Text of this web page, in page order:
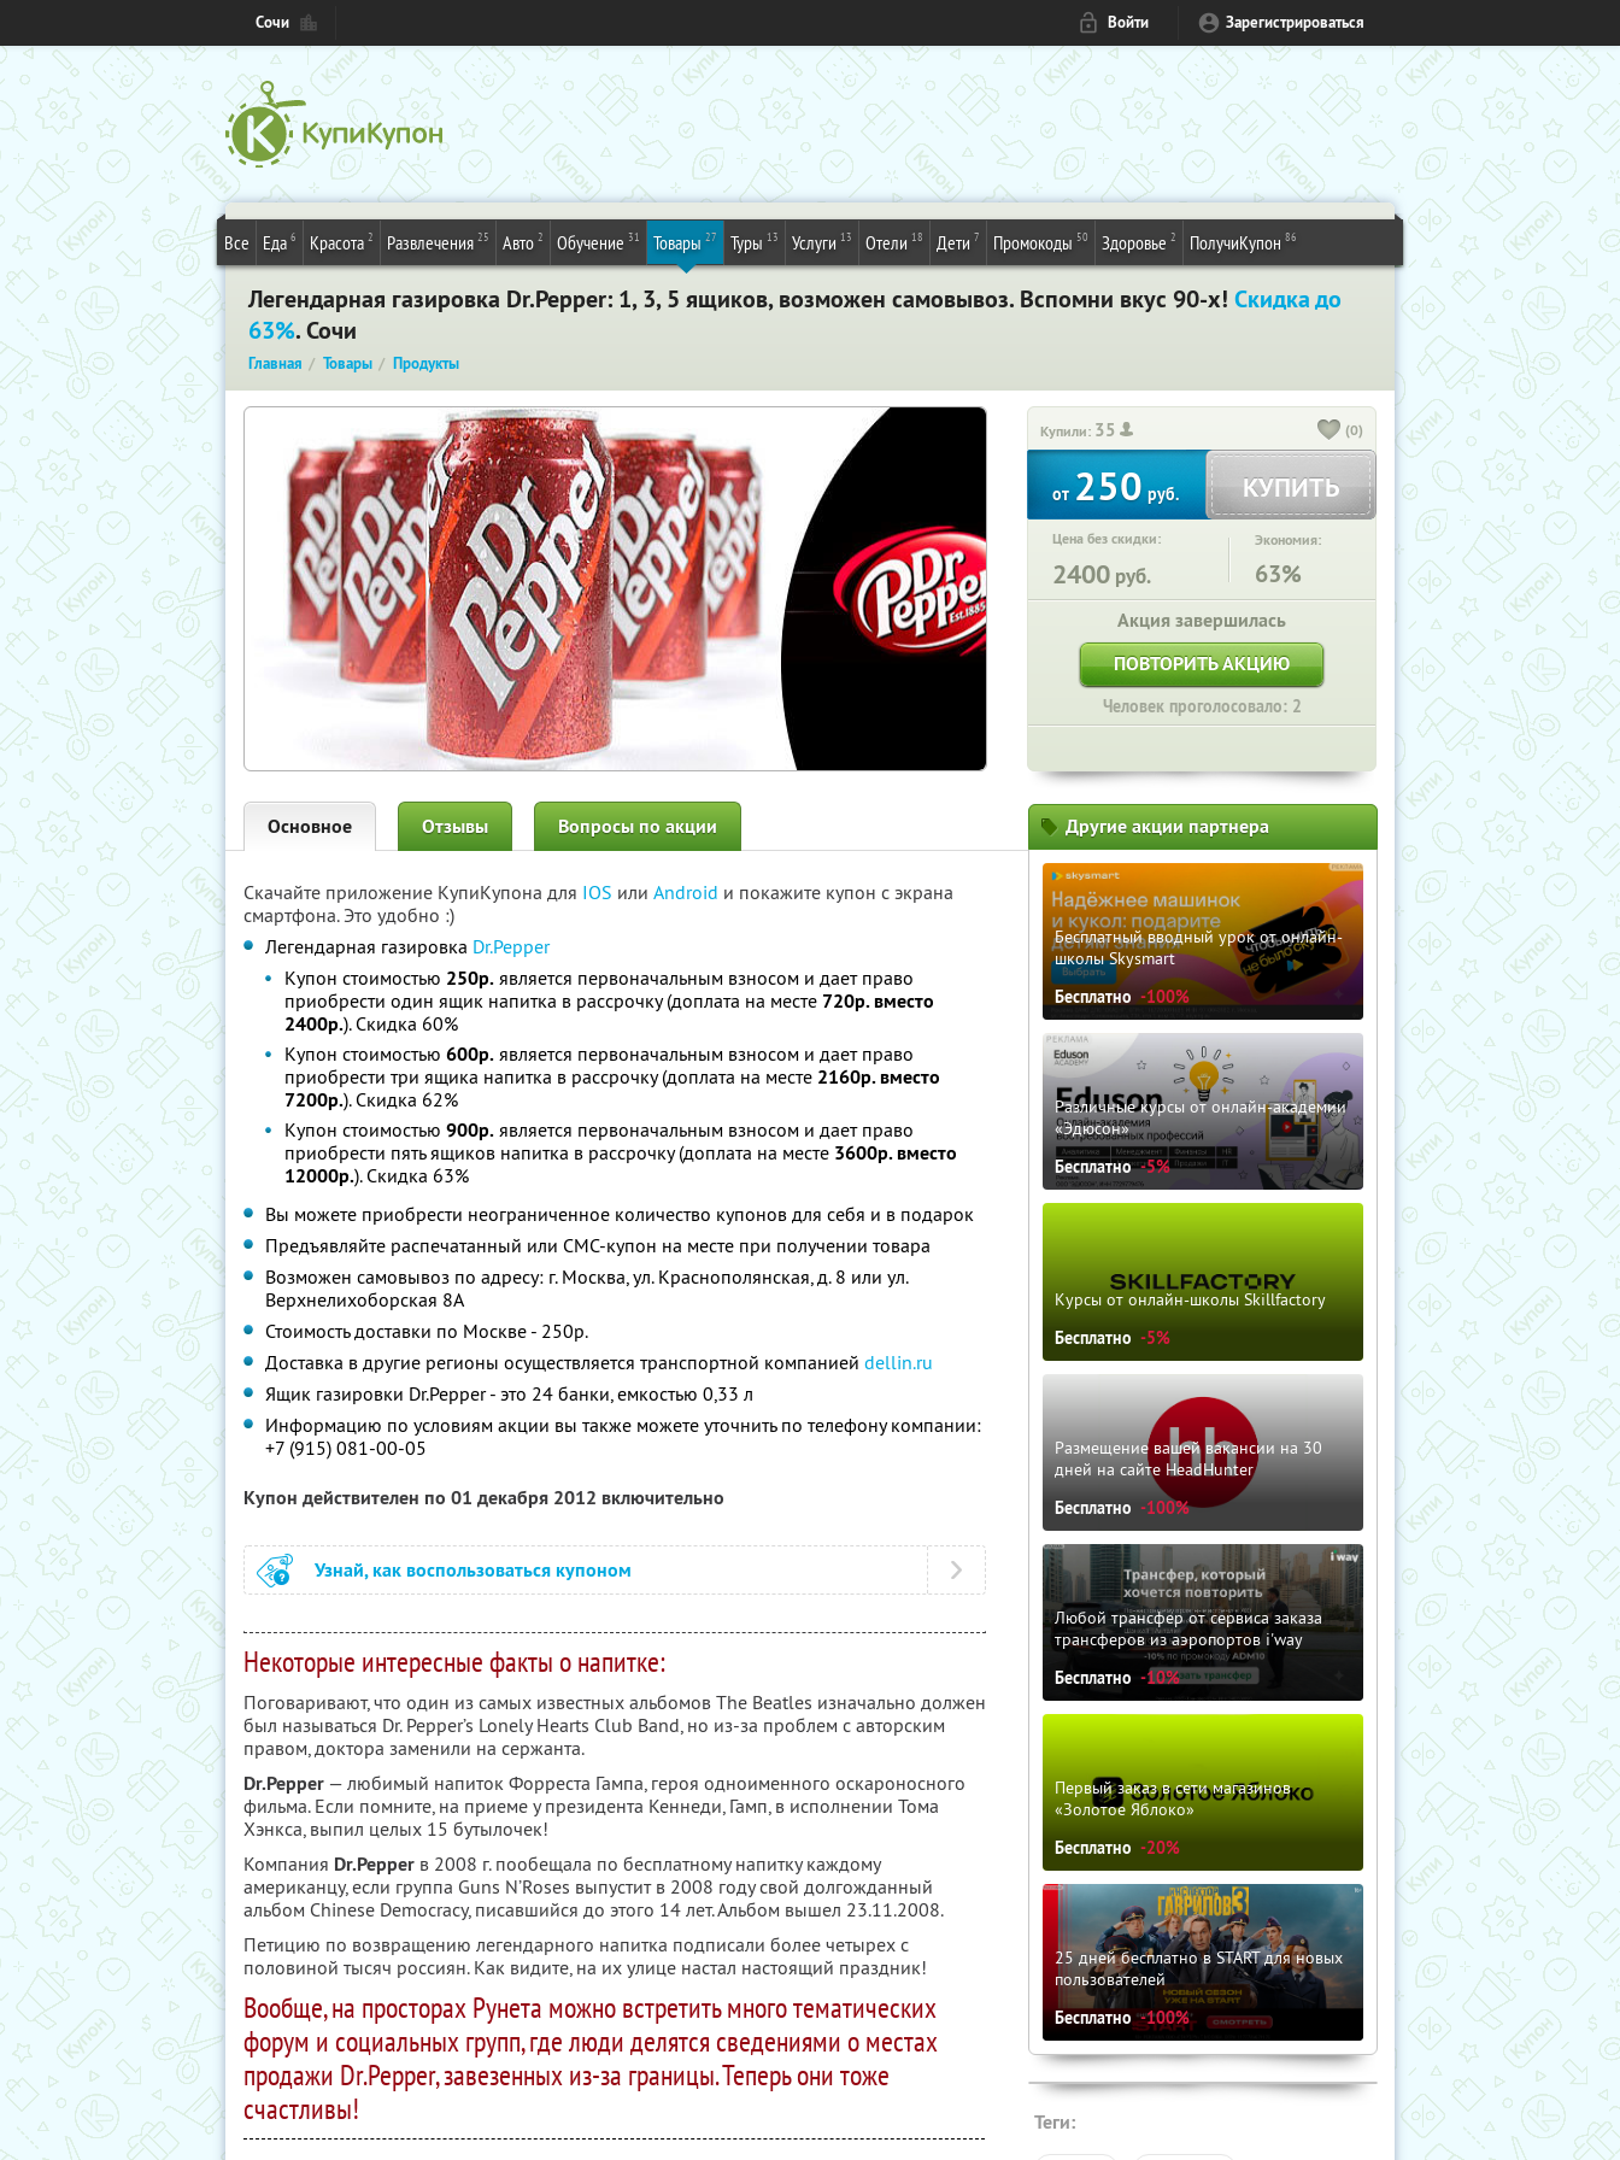
Сочи Войти Зарегистрироваться
Все Еда 6 Красота 2 Развлечения 25 Авто 2 Обучение 31 Товары 27 Туры 13 Услуги 13 Отели 18 Дети 7 Промокоды 50 Здоровье 2 ПолучиКупон 86
Легендарная газировка Dr.Pepper: 1, 3, 5 ящиков, возможен самовывоз. Вспомни вкус 90-х! Скидка до
63%. Сочи
Главная Товары Продукты
Купили: 35 (0)
от250руб. КУПИТЬ
Цена без скидки:
2400 руб.
Экономия:
63%
Акция завершилась
ПОВТОРИТЬ АКЦИЮ
Человек проголосовало: 2
Основное Отзывы Вопросы по акции
Скачайте приложение КупиКупона для IOS или Android и покажите купон с экрана
смартфона. Это удобно :)
Легендарная газировка Dr.Pepper
Купон стоимостью 250р. является первоначальным взносом и дает право
приобрести один ящик напитка в рассрочку (доплата на месте 720р. вместо
2400р.). Скидка 60%
Купон стоимостью 600р. является первоначальным взносом и дает право
приобрести три ящика напитка в рассрочку (доплата на месте 2160р. вместо
7200р.). Скидка 62%
Купон стоимостью 900р. является первоначальным взносом и дает право
приобрести пять ящиков напитка в рассрочку (доплата на месте 3600р. вместо
12000р.). Скидка 63%
Вы можете приобрести неограниченное количество купонов для себя и в подарок
Предъявляйте распечатанный или СМС-купон на месте при получении товара
Возможен самовывоз по адресу: г. Москва, ул. Краснополянская, д. 8 или ул.
Верхнелихоборская 8А
Стоимость доставки по Москве - 250р.
Доставка в другие регионы осуществляется транспортной компанией dellin.ru
Ящик газировки Dr.Pepper - это 24 банки, емкостью 0,33 л
Информацию по условиям акции вы также можете уточнить по телефону компании:
+7 (915) 081-00-05
Купон действителен по 01 декабря 2012 включительно
Узнай, как воспользоваться купоном
Некоторые интересные факты о напитке:
Поговаривают, что один из самых известных альбомов The Beatles изначально должен
был называться Dr. Pepper’s Lonely Hearts Club Band, но из-за проблем с авторским
правом, доктора заменили на сержанта.
Dr.Pepper — любимый напиток Форреста Гампа, героя одноименного оскароносного
фильма. Если помните, на приеме у президента Кеннеди, Гамп, в исполнении Тома
Хэнкса, выпил целых 15 бутылочек!
Компания Dr.Pepper в 2008 г. пообещала по бесплатному напитку каждому
американцу, если группа Guns N’Roses выпустит в 2008 году свой долгожданный
альбом Chinese Democracy, писавшийся до этого 14 лет. Альбом вышел 23.11.2008.
Петицию по возвращению легендарного напитка подписали более четырех с
половиной тысяч россиян. Как видите, на их улице настал настоящий праздник!
Вообще, на просторах Рунета можно встретить много тематических
форум и социальных групп, где люди делятся сведениями о местах
продажи Dr.Pepper, завезенных из-за границы. Теперь они тоже
счастливы!
Другие акции партнера
Бесплатный вводный урок от онлайн-
школы Skysmart
Бесплатно -100%
Различные курсы от онлайн-академии
«Эдюсон»
Бесплатно -5%
Курсы от онлайн-школы Skillfactory
Бесплатно -5%
Размещение вашей вакансии на 30
дней на сайте HeadHunter
Бесплатно -100%
Любой трансфер от сервиса заказа
трансферов из аэропортов i'way
Бесплатно -10%
Первый заказ в сети магазинов
«Золотое Яблоко»
Бесплатно -20%
25 дней бесплатно в START для новых
пользователей
Бесплатно -100%
Теги: